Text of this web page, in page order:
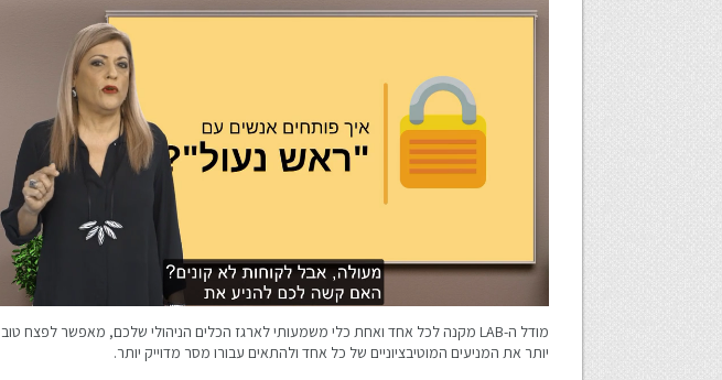
מודל ה-LAB מקנה לכל אחד ואחת כלי משמעותי לארגז הכלים הניהולי שלכם, מאפשר לפצח טוב
יותר את המניעים המוטיבציוניים של כל אחד ולהתאים עבורו מסר מדוייק יותר.